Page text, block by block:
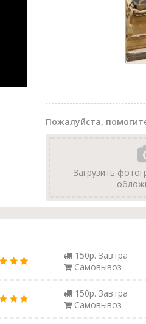
Пожалуйста,
Загрузить
150р. Завтра
Самовывоз
150р. Завтра
Самовывоз